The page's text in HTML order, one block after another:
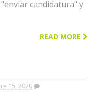
candidatura" y
READ MORE
a De
15, 2020